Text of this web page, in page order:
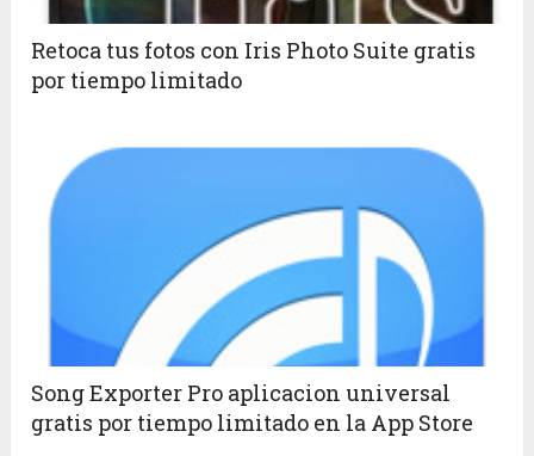
Retoca tus fotos con Iris Photo Suite gratis
por tiempo limitado
Song Exporter Pro aplicacion universal
gratis por tiempo limitado en la App Store